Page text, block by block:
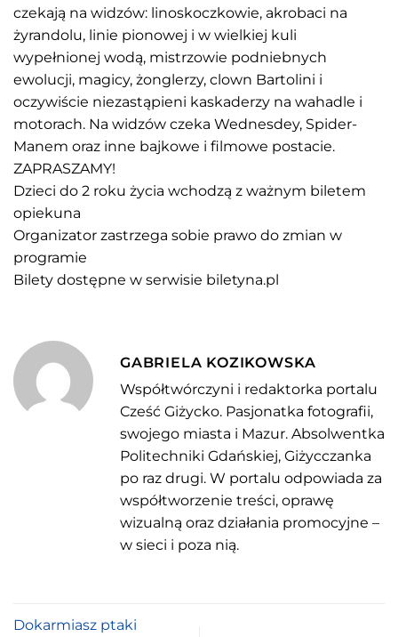
czekają na widzów: linoskoczkowie, akrobaci na
żyrandolu, linie pionowej i w wielkiej kuli
wypełnionej wodą, mistrzowie podniebnych
ewolucji, magicy, żonglerzy, clown Bartolini i
oczywiście niezastąpieni kaskaderzy na wahadle i
motorach. Na widzów czeka Wednesdey, Spider-
Manem oraz inne bajkowe i filmowe postacie.
ZAPRASZAMY!
Dzieci do 2 roku życia wchodzą z ważnym biletem
opiekuna
Organizator zastrzega sobie prawo do zmian w
programie
Bilety dostępne w serwisie biletyna.pl
GABRIELA KOZIKOWSKA
Współtwórczyni i redaktorka portalu
Cześć Giżycko. Pasjonatka fotografii,
swojego miasta i Mazur. Absolwentka
Politechniki Gdańskiej, Giżycczanka
po raz drugi. W portalu odpowiada za
współtworzenie treści, oprawę
wizualną oraz działania promocyjne –
w sieci i poza nią.
Dokarmiasz ptaki